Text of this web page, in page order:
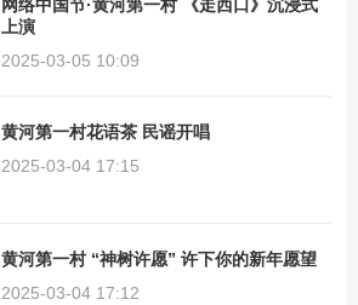
网络中国节·黄河第一村 《走西口》沉浸式
上演
2025-03-05 10:09
黄河第一村花语茶 民谣开唱
2025-03-04 17:15
黄河第一村 “神树许愿” 许下你的新年愿望
2025-03-04 17:12